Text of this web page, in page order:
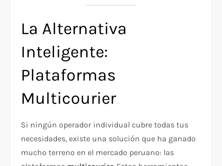
La Alternativa
Inteligente:
Plataformas
Multicourier
Si ningún operador individual cubre todas tus
necesidades, existe una solución que ha ganado
mucho terreno en el mercado peruano: las